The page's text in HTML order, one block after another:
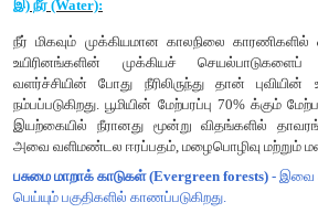
படங்கள் மூலம் கீழே விவரிக்கப்பட்டுள்ளது.
விரிவகலம் (Latitude):
விரிவகலம்
துருவங்களின் 90° வரையில்
குத்துயரம் (Altitude):கடல்
அமைந்துள்ளது என்பதைக் குறிப்பதாகும்